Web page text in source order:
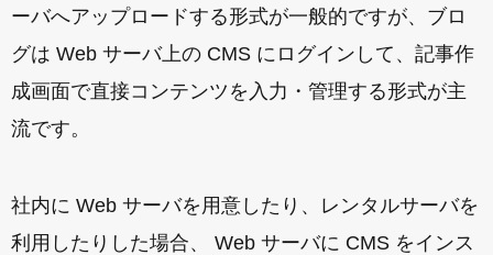
ーバへアップロードする形式が一般的ですが、ブロ
グは Web サーバ上の CMS にログインして、記事作
成画面で直接コンテンツを入力・管理する形式が主
流です。
社内に Web サーバを用意したり、レンタルサーバを
利用したりした場合、 Web サーバに CMS をインス